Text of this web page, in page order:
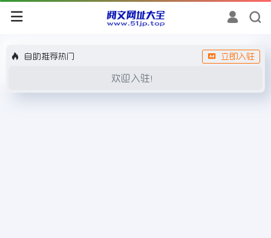
自助推荐热门 立即入驻
欢迎入驻！